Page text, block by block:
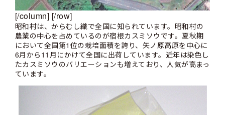
[/column] [/row]
昭和村は、からむし織で全国に知られています。昭和村の
農業の中心を占めているのが宿根カスミソウです。夏秋期
において全国第1位の栽培面積を誇り、矢ノ原高原を中心に
6月から11月にかけて全国に出荷しています。近年は染色し
たカスミソウのバリエーションも増えており、人気が高まっ
ています。